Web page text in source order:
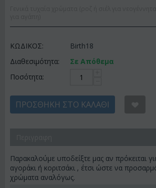
ΚΩΔΙΚΟΣ:
Birth18
Διαθεσιμότητα:
Σε Απόθεμα
Ποσότητα:
ΠΡΟΣΘΉΚΗ ΣΤΟ ΚΑΛΆΘΙ
Παρακαλούμε υποδείξτε μας αν πρόκειται
αγοράκι ή κοριτσάκι , έτσι ώστε να
χρώματα αναλόγως.